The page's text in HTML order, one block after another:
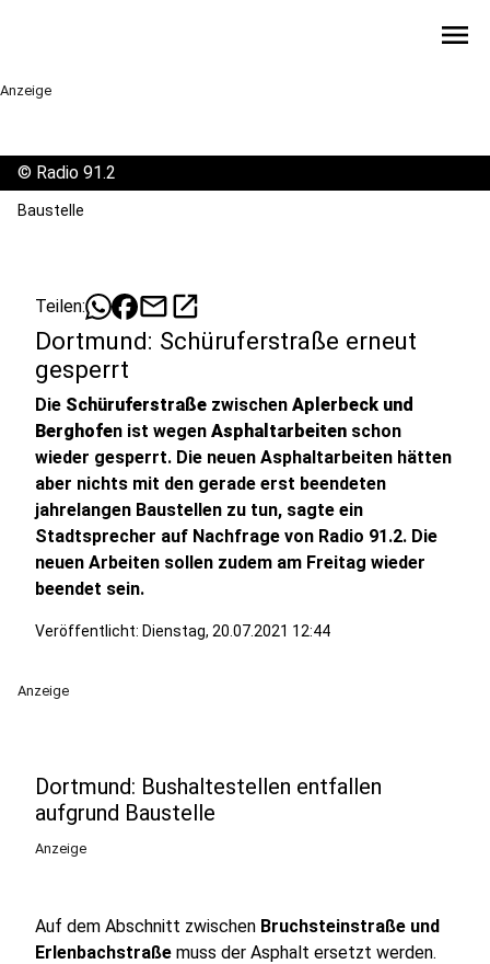
menu
Anzeige
© Radio 91.2
Baustelle
Teilen: mailopen_in_new
Dortmund: Schüruferstraße erneut
gesperrt
Die Schüruferstraße zwischen Aplerbeck und
Berghofen ist wegen Asphaltarbeiten schon
wieder gesperrt. Die neuen Asphaltarbeiten hätten
aber nichts mit den gerade erst beendeten
jahrelangen Baustellen zu tun, sagte ein
Stadtsprecher auf Nachfrage von Radio 91.2. Die
neuen Arbeiten sollen zudem am Freitag wieder
beendet sein.
Veröffentlicht: Dienstag, 20.07.2021 12:44
Anzeige
Dortmund: Bushaltestellen entfallen
aufgrund Baustelle
Anzeige
Auf dem Abschnitt zwischen Bruchsteinstraße und
Erlenbachstraße muss der Asphalt ersetzt werden.